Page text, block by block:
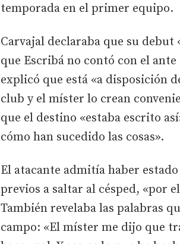
temporada en el primer equipo.
Carvajal declaraba que su debut
que Escribá no contó con el ante
explicó que está «a disposición
club y el míster lo crean
que el destino «estaba escrito
cómo han sucedido las cosas».
El atacante admitía haber
previos a saltar al césped, «por
También revelaba las palabras
campo: «El míster me dijo que